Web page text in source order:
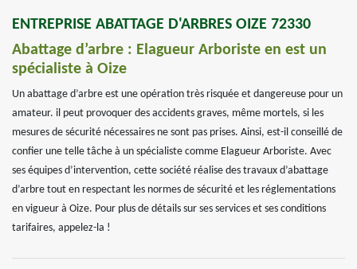
ENTREPRISE ABATTAGE D'ARBRES OIZE 72330
Abattage d’arbre : Elagueur Arboriste en est un
spécialiste à Oize
Un abattage d’arbre est une opération très risquée et dangereuse pour un
amateur. il peut provoquer des accidents graves, même mortels, si les
mesures de sécurité nécessaires ne sont pas prises. Ainsi, est-il conseillé de
confier une telle tâche à un spécialiste comme Elagueur Arboriste. Avec
ses équipes d’intervention, cette société réalise des travaux d’abattage
d’arbre tout en respectant les normes de sécurité et les réglementations
en vigueur à Oize. Pour plus de détails sur ses services et ses conditions
tarifaires, appelez-la !